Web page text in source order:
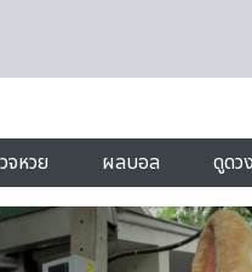
จหวย ผลบอล ดูดวง